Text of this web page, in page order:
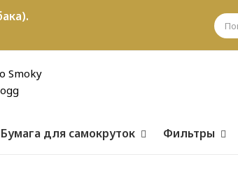
Бумага для самокруток Фильтры